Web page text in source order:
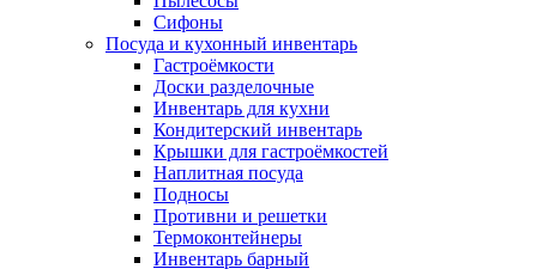
Сифоны
Посуда и кухонный инвентарь
Гастроёмкости
Доски разделочные
Инвентарь для кухни
Кондитерский инвентарь
Крышки для гастроёмкостей
Наплитная посуда
Подносы
Противни и решетки
Термоконтейнеры
Инвентарь барный